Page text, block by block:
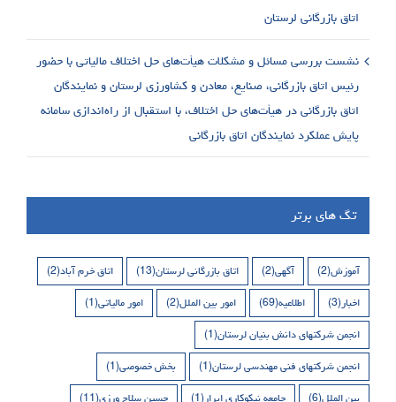
اتاق بازرگانی لرستان
نشست بررسی مسائل و مشکلات هیأت‌های حل اختلاف مالیاتی با حضور
رئیس اتاق بازرگانی، صنایع، معادن و کشاورزی لرستان و نمایندگان
اتاق بازرگانی در هیأت‌های حل اختلاف، با استقبال از راه‌اندازی سامانه
پایش عملکرد نمایندگان اتاق بازرگانی
تگ های برتر
آموزش(2) آگهی(2) اتاق بازرگانی لرستان(13) اتاق خرم آباد(2)
اخبار(3) اطلاعیه(69) امور بین الملل(2) امور مالیاتی(1)
انجمن شرکتهای دانش بنیان لرستان(1)
انجمن شرکتهای فنی مهندسی لرستان(1) بخش خصوصی(1)
بین الملل(6) جامعه نیکوکاری ابرار(1) حسین سلاح ورزی(11)